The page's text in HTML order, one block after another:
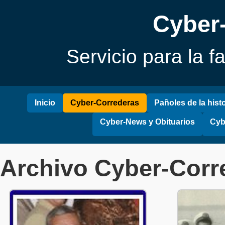
Servicio para la
Inicio Cyber-Correderas Pañoles de la
Cyber-News y Obituarios
Archivo Cyber-